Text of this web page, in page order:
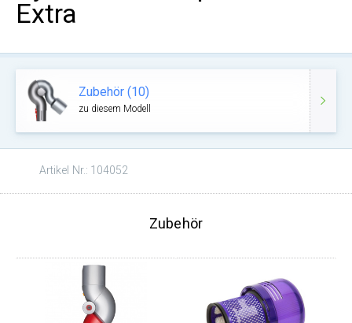
Extra
Zubehör (10)
zu diesem Modell
Artikel Nr.: 104052
Zubehör